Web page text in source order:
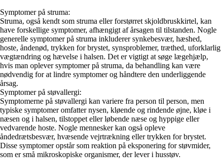
Symptomer på struma:
Struma, også kendt som struma eller forstørret skjoldbruskkirtel, kan
have forskellige symptomer, afhængigt af årsagen til tilstanden. Nogle
generelle symptomer på struma inkluderer synkebesvær, hæshed,
hoste, åndenød, trykken for brystet, synsproblemer, træthed, uforklarlig
vægtændring og hævelse i halsen. Det er vigtigt at søge lægehjælp,
hvis man oplever symptomer på struma, da behandling kan være
nødvendig for at lindre symptomer og håndtere den underliggende
årsag.
Symptomer på støvallergi:
Symptomerne på støvallergi kan variere fra person til person, men
typiske symptomer omfatter nysen, kløende og rindende øjne, kløe i
næsen og i halsen, tilstoppet eller løbende næse og hyppige eller
vedvarende hoste. Nogle mennesker kan også opleve
åndedrætsbesvær, hvæsende vejrtrækning eller trykken for brystet.
Disse symptomer opstår som reaktion på eksponering for støvmider,
som er små mikroskopiske organismer, der lever i husstøv.